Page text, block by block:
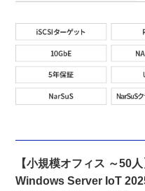
【小規模オフィス ～50人
Windows Server IoT